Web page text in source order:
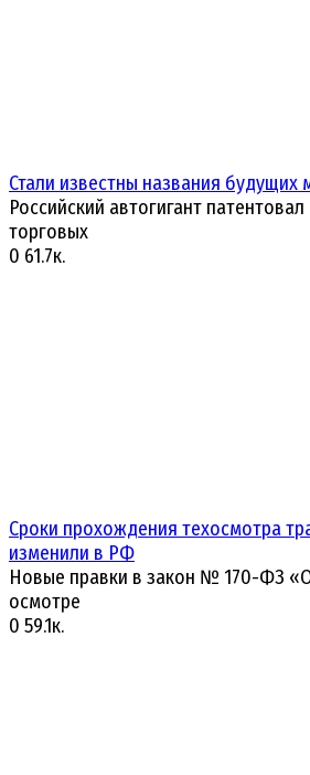
Стали известны названия
Российский автогигант
торговых
0 61.7к.
Сроки прохождения техосмотра
изменили в РФ
Новые правки в закон № 170-ФЗ
осмотре
0 59.1к.